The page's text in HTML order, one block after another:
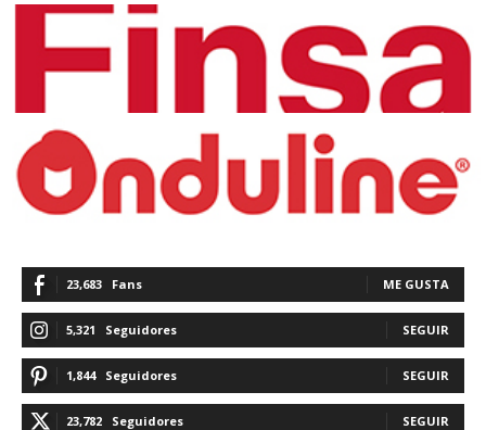
23,683 Fans ME GUSTA
5,321 Seguidores SEGUIR
1,844 Seguidores SEGUIR
23,782 Seguidores SEGUIR